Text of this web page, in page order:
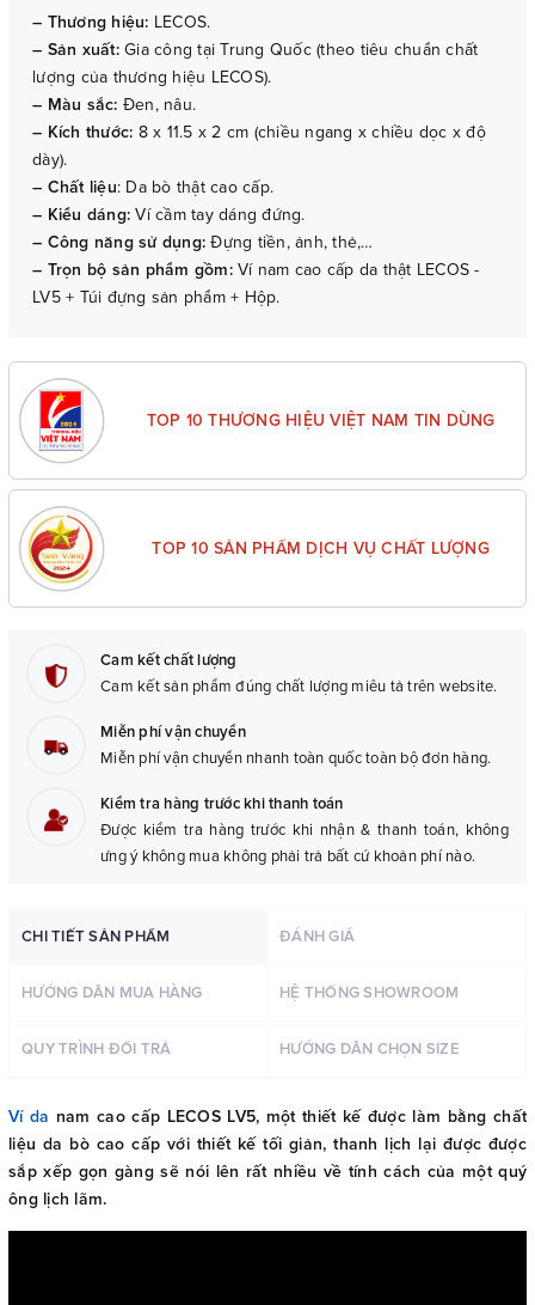
– Thương hiệu: LECOS.
– Sản xuất:Gia công tại Trung Quốc (theo tiêu chuẩn chất
lượng của thương hiệu LECOS).
– Màu sắc: Đen, nâu.
– Kích thước: 8 x 11.5 x 2 cm (chiều ngang x chiều dọc x độ
dày).
– Chất liệu: Da bò thật cao cấp.
– Kiểu dáng: Ví cầm tay dáng đứng.
– Công năng sử dụng: Đựng tiền, ảnh, thẻ,…
– Trọn bộ sản phẩm gồm: Ví nam cao cấp da thật LECOS -
LV5 + Túi đựng sản phẩm + Hộp.
TOP 10 THƯƠNG HIỆU VIỆT NAM TIN DÙNG
TOP 10 SẢN PHẨM DỊCH VỤ CHẤT LƯỢNG
Cam kết chất lượng
Cam kết sản phẩm đúng chất lượng miêu tả trên website.
Miễn phí vận chuyển
Miễn phí vận chuyển nhanh toàn quốc toàn bộ đơn hàng.
Kiểm tra hàng trước khi thanh toán
Được kiểm tra hàng trước khi nhận & thanh toán, không
ưng ý không mua không phải trả bất cứ khoản phí nào.
CHI TIẾT SẢN PHẨM ĐÁNH GIÁ
HƯỚNG DẪN MUA HÀNG HỆ THỐNG SHOWROOM
QUY TRÌNH ĐỔI TRẢ HƯỚNG DẪN CHỌN SIZE
Ví da nam cao cấp LECOS LV5, một thiết kế được làm bằng chất
liệu da bò cao cấp với thiết kế tối giản, thanh lịch lại được được
sắp xếp gọn gàng sẽ nói lên rất nhiều về tính cách của một quý
ông lịch lãm.